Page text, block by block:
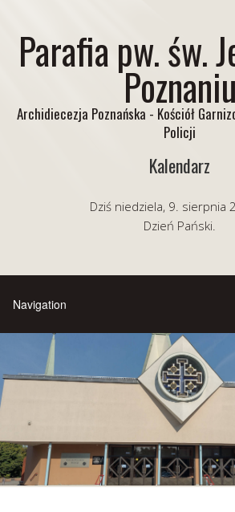
Parafia pw. św.
Poznaniu
Archidiecezja Poznańska - Kościół
Policji
Kalendarz
Dziś niedziela, 9. sierpnia
Dzień Pański.